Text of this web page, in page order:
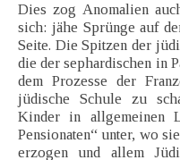
Dies zog Anomalien
sich: jähe Sprünge auf
Seite. Die Spitzen der
die der sephardischen in
dem Prozesse der
jüdische Schule zu
Kinder in allgemeinen
Pensionaten“ unter, wo
erzogen und allem